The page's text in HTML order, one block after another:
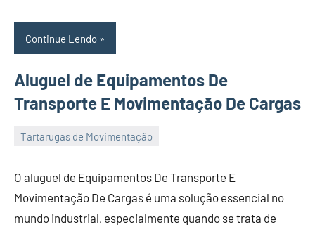
Continue Lendo
Aluguel de Equipamentos De
Transporte E Movimentação De Cargas
Tartarugas de Movimentação
November
de
2023
Administrador
O aluguel de Equipamentos De Transporte E
Movimentação De Cargas é uma solução essencial no
mundo industrial, especialmente quando se trata de